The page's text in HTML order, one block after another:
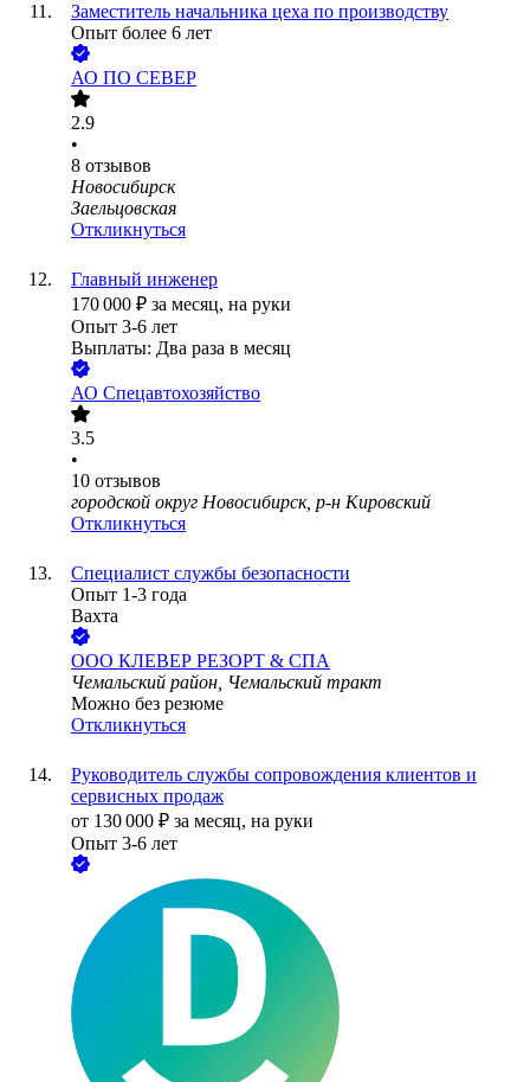
Заместитель начальника цеха по производству
Опыт более 6 лет
АО ПО СЕВЕР
2.9
•
8 отзывов
Новосибирск
Заельцовская
Откликнуться
Главный инженер
170 000 ₽ за месяц, на руки
Опыт 3-6 лет
Выплаты: Два раза в месяц
АО Спецавтохозяйство
3.5
•
10 отзывов
городской округ Новосибирск, р-н Кировский
Откликнуться
Специалист службы безопасности
Опыт 1-3 года
Вахта
ООО КЛЕВЕР РЕЗОРТ & СПА
Чемальский район, Чемальский тракт
Можно без резюме
Откликнуться
Руководитель службы сопровождения клиентов и
сервисных продаж
от 130 000 ₽ за месяц, на руки
Опыт 3-6 лет